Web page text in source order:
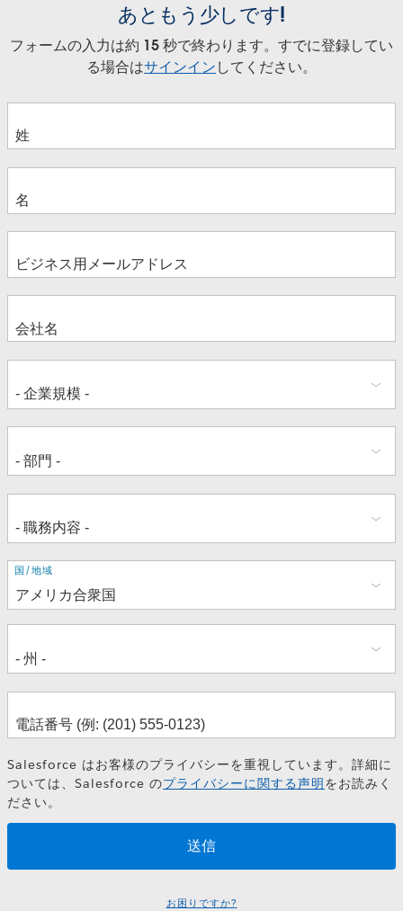
あともう少しです!
フォームの入力は約 15 秒で終わります。すでに登録してい
る場合はサインインしてください。
住
所
国/地域
Salesforce はお客様のプライバシーを重視しています。詳細に
ついては、Salesforce のプライバシーに関する声明 をお読みく
ださい。
お困りですか?